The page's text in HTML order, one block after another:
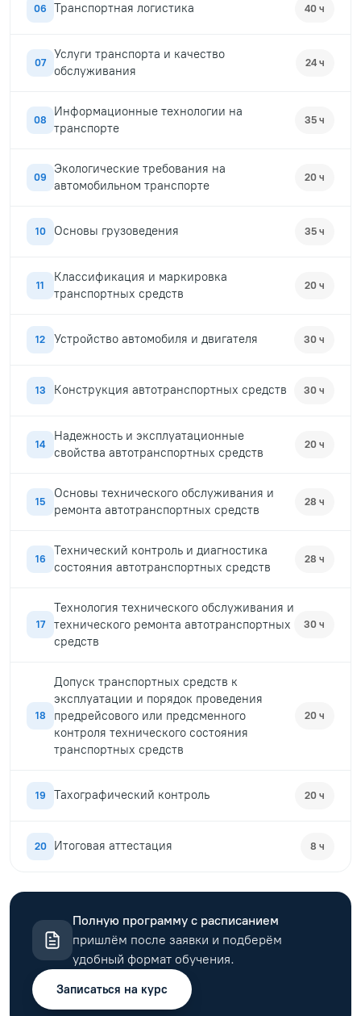
06 Транспортная логистика 40 ч
07
Услуги транспорта и качество
обслуживания
24 ч
08
Информационные технологии на
транспорте
35 ч
09
Экологические требования на
автомобильном транспорте
20 ч
10 Основы грузоведения 35 ч
11
Классификация и маркировка
транспортных средств
20 ч
12 Устройство автомобиля и двигателя 30 ч
13 Конструкция автотранспортных средств 30 ч
14
Надежность и эксплуатационные
свойства автотранспортных средств
20 ч
15
Основы технического обслуживания и
ремонта автотранспортных средств
28 ч
16
Технический контроль и диагностика
состояния автотранспортных средств
28 ч
17
Технология технического обслуживания и
технического ремонта автотранспортных
средств
30 ч
18
Допуск транспортных средств к
эксплуатации и порядок проведения
предрейсового или предсменного
контроля технического состояния
транспортных средств
20 ч
19 Тахографический контроль 20 ч
20 Итоговая аттестация 8 ч
Полную программу с расписанием
пришлём после заявки и подберём
удобный формат обучения.
Записаться на курс